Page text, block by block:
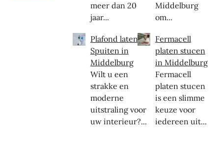
meer dan 20
jaar...
Plafond laten
Spuiten in
Middelburg
Wilt u een
strakke en
moderne
uitstraling voor
uw interieur?...
Middelburg
om...
Fermacell
platen stucen
in Middelburg
Fermacell
platen stucen
is een slimme
keuze voor
iedereen uit...